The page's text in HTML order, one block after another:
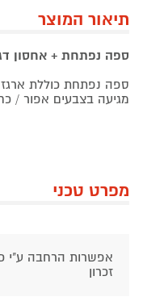
תיאור המוצר
ספה נפתחת + אחסון
ספה נפתחת כוללת ארגז אחסון +
מגיעה בצבעים אפור /
מפרט טכני
אפשרות הרחבה ע"י
זכרון